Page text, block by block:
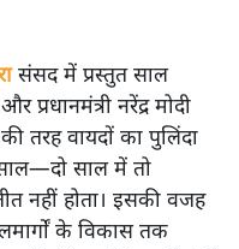
संसद में प्रस्तुत साल
नरेंद्र मोदी
तरह वायदों का पुलिंदा
साल में तो
नहीं होता। इसकी वजह
के विकास तक